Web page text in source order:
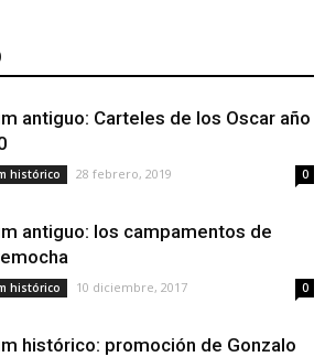
antiguo: Carteles de los Oscar año
histórico 28 febrero, 2019 0
antiguo: los campamentos de
histórico 10 diciembre, 2017 0
histórico: promoción de Gonzalo